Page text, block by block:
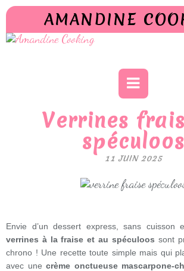
AMANDINE
Verrines
spéculoos
11 JUIN 2025
Envie d’un dessert express, sans
verrines à la fraise et au spéculoos sont
chrono ! Une recette toute simple mais qui
avec une crème onctueuse mascarpone-